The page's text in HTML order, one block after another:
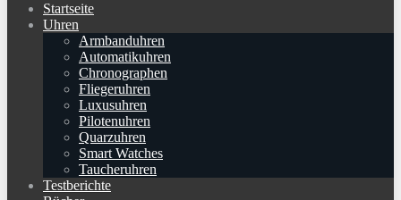
Startseite
Uhren
Armbanduhren
Automatikuhren
Chronographen
Fliegeruhren
Luxusuhren
Pilotenuhren
Quarzuhren
Smart Watches
Taucheruhren
Testberichte